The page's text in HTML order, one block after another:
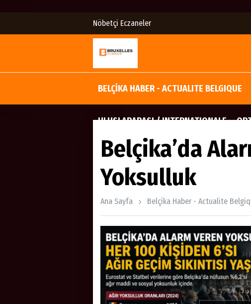
Nöbetçi Eczaneler
BELÇİKA HABER - ACTUALITE BELGIQUE
ULUSLARARASI / INTERNATIONALE
Belçika’da
Yoksulluk
Ana Sayfa Belçi̇ka Haber - Actualite